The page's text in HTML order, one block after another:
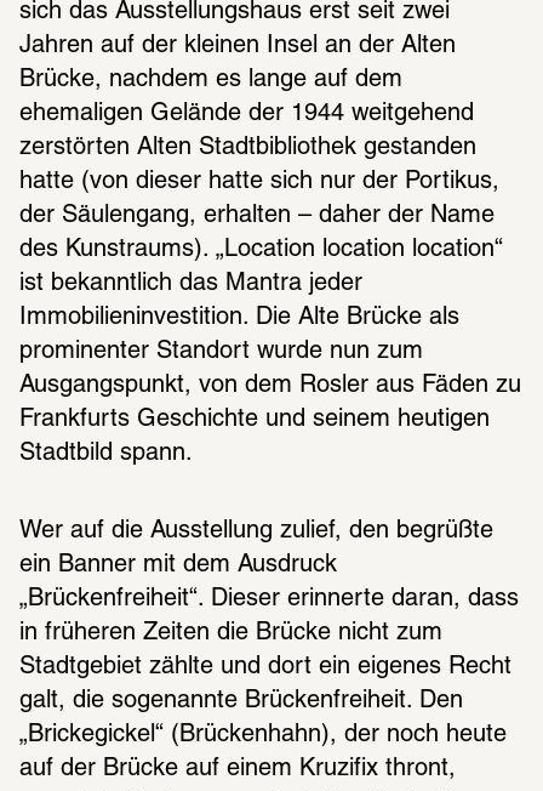
sich das Ausstellungshaus erst seit zwei
Jahren auf der kleinen Insel an der Alten
Brücke, nachdem es lange auf dem
ehemaligen Gelände der 1944 weitgehend
zerstörten Alten Stadtbibliothek gestanden
hatte (von dieser hatte sich nur der Portikus,
der Säulengang, erhalten – daher der Name
des Kunstraums). „Location location location“
ist bekanntlich das Mantra jeder
Immobilieninvestition. Die Alte Brücke als
prominenter Standort wurde nun zum
Ausgangspunkt, von dem Rosler aus Fäden zu
Frankfurts Geschichte und seinem heutigen
Stadtbild spann.
Wer auf die Ausstellung zulief, den begrüßte
ein Banner mit dem Ausdruck
„Brückenfreiheit“. Dieser erinnerte daran, dass
in früheren Zeiten die Brücke nicht zum
Stadtgebiet zählte und dort ein eigenes Recht
galt, die sogenannte Brückenfreiheit. Den
„Brickegickel“ (Brückenhahn), der noch heute
auf der Brücke auf einem Kruzifix thront,